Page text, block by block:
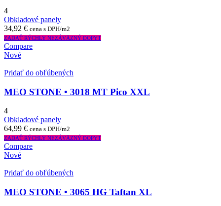
4
Obkladové panely
34,92 € cena s DPH/m2
ZADAŤ RÝCHLY NEZÁVÄZNÝ DOPYT
Compare
Nové
Pridať do obľúbených
MEO STONE • 3018 MT Pico XXL
4
Obkladové panely
64,99 € cena s DPH/m2
ZADAŤ RÝCHLY NEZÁVÄZNÝ DOPYT
Compare
Nové
Pridať do obľúbených
MEO STONE • 3065 HG Taftan XL